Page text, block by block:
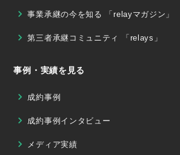
事業承継の今を知る 「relayマガジン」
第三者承継コミュニティ 「relays」
事例・実績を見る
成約事例
成約事例インタビュー
メディア実績